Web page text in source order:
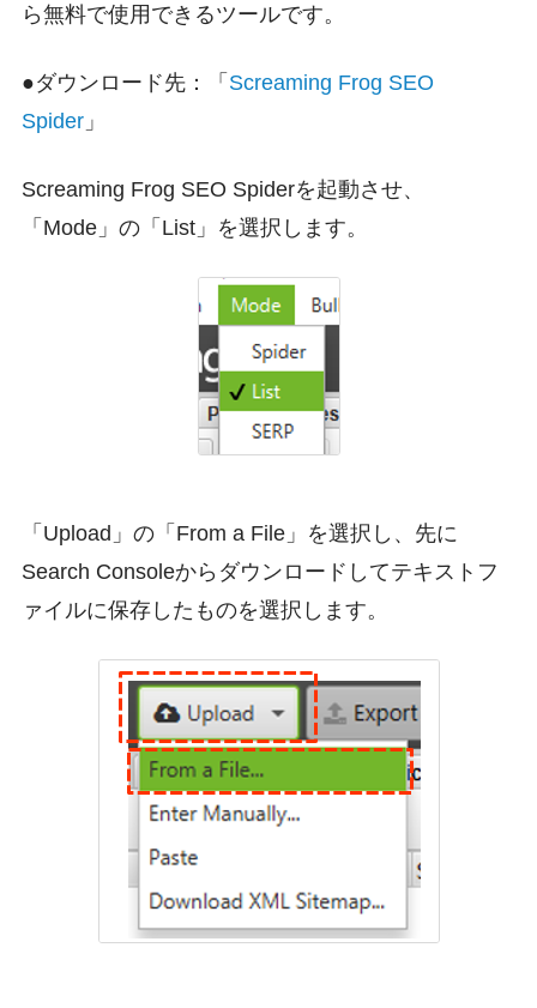
ら無料で使用できるツールです。
●ダウンロード先：「 Screaming Frog SEO
Spider」
Screaming Frog SEO Spiderを起動させ、
「Mode」の「List」を選択します。
「Upload」の「From a File」を選択し、先に
Search Consoleからダウンロードしてテキストフ
ァイルに保存したものを選択します。